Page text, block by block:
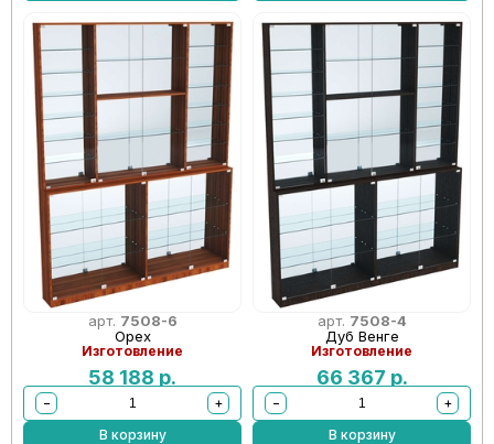
арт. 7508-6
Орех
Изготовление
58 188 р.
−
+
В корзину
арт. 7508-4
Дуб Венге
Изготовление
66 367 р.
−
+
В корзину